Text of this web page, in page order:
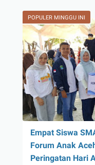
POPULER MINGGU INI
Empat Siswa
Forum Anak
Peringatan Hari